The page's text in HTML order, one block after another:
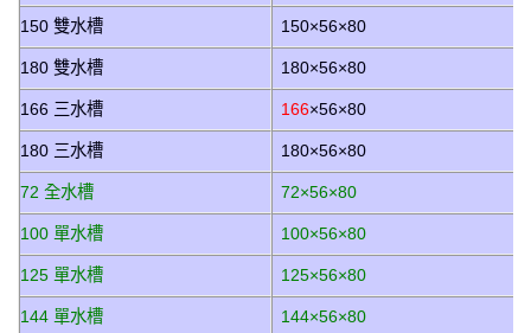
150 雙水槽 150×56×80
180 雙水槽 180×56×80
166 三水槽 166×56×80
180 三水槽 180×56×80
72 全水槽 72×56×80
100 單水槽 100×56×80
125 單水槽 125×56×80
144 單水槽 144×56×80